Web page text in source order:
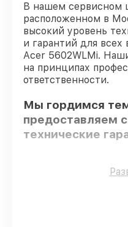
В нашем сервисном
расположенном в
высокий уровень
и гарантий для всех
Acer 5602WLMi.
на принципах
ответственности.
Мы гордимся
предоставляем
технические
Оригинальные